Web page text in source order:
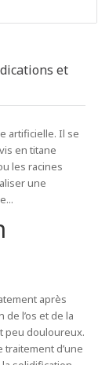
et
artificielle. Il se
en titane
les racines
une
après
de l’os et de la
peu douloureux.
d’une